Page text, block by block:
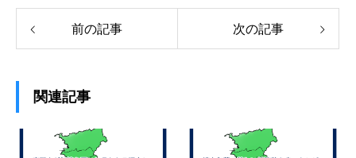
前の記事 次の記事
関連記事